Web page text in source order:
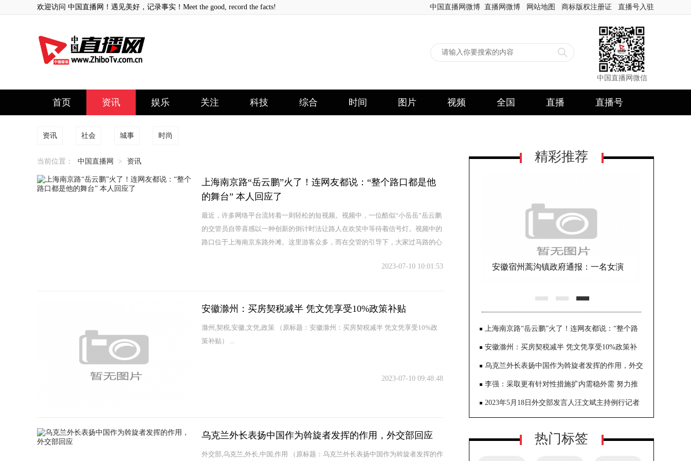
欢迎访问 中国直播网！遇见美好，记录事实！Meet the good, record the facts! 中国直播网微博 直播网微博 网站地图 商标版权注册证 直播号入驻
中国直播网微信
首页 资讯 娱乐 关注 科技 综合 时间 图片 视频 全国 直播 直播号
资讯 社会 城事 时尚
当前位置： 中国直播网 > 资讯
上海南京路“岳云鹏”火了！连网友都说：“整个路口都是他
的舞台” 本人回应了
最近，许多网络平台流转着一则轻松的短视频。视频中，一位酷似“小岳岳”岳云鹏
的交管员自带喜感以一种创新的倒计时法让路人在欢笑中等待着信号灯。视频中的
路口位于上海南京东路外滩。这里游客众多，而在交管的引导下，大家过马路的心
2023-07-10 10:01:53
安徽滁州：买房契税减半 凭文凭享受10%政策补贴
滁州,契税,安徽,文凭,政策 （原标题：安徽滁州：买房契税减半 凭文凭享受10%政
策补贴） ...
2023-07-10 09:48:48
乌克兰外长表扬中国作为斡旋者发挥的作用，外交部回应
外交部,乌克兰,外长,中国,作用 （原标题：乌克兰外长表扬中国作为斡旋者发挥的作
精彩推荐
安徽宿州蒿沟镇政府通报：一名女演
上海南京路“岳云鹏”火了！连网友都说：“整个路
口都是他的舞台” 本人回应了
安徽滁州：买房契税减半 凭文凭享受10%政策补
贴乌克兰外长表扬中国作为斡旋者发挥的作用，外交
部回应
李强：采取更有针对性措施扩内需稳外需 努力推
动经济运行持续回升向好
2023年5月18日外交部发言人汪文斌主持例行记者
热门标签